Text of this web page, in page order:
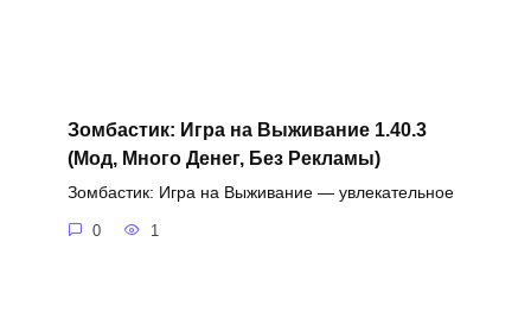
Зомбастик: Игра на Выживание 1.40.3
(Мод, Много Денег, Без Рекламы)
Зомбастик: Игра на Выживание — увлекательное
0 1